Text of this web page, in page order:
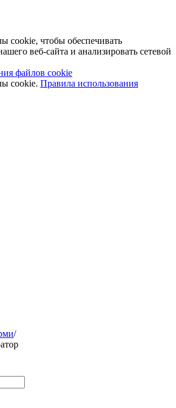
cookie, чтобы обеспечивать
веб-сайта и анализировать сетевой
файлов cookie
cookie. Правила использования
/